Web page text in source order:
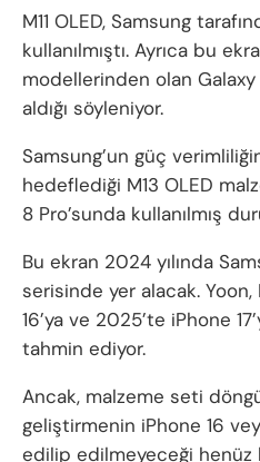
M11 OLED, Samsung
kullanılmıştı. Ayrıca bu
modellerinden olan
aldığı söyleniyor.
Samsung’un güç
hedeflediği M13 OLED
8 Pro’sunda kullanılmış
Bu ekran 2024 yılında
serisinde yer alacak. Yoon,
16’ya ve 2025’te iPhone
tahmin ediyor.
Ancak, malzeme seti
geliştirmenin iPhone 16
edilip edilmeyeceği henüz